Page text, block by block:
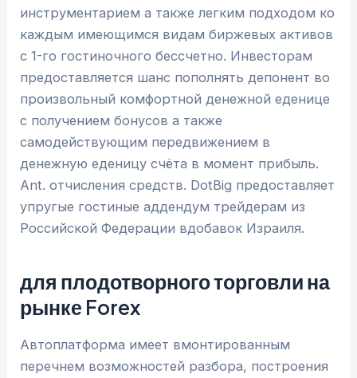
инструментарием а также легким подходом ко
каждым имеющимся видам биржевых активов
с 1-го гостиночного бессчетно. Инвесторам
предоставляется шанс пополнять депонент во
произвольный комфортной денежной еденице
с получением бонусов а также
самодействующим передвижением в
денежную еденицу счёта в момент прибыль.
Ant. отчисления средств. DotBig предоставляет
упругые гостиные аддендум трейдерам из
Российской Федерации вдобавок Израиля.
для плодотворного торговли на
рынке Forex
Автоплатформа имеет вмонтированным
перечнем возможностей разбора, построения